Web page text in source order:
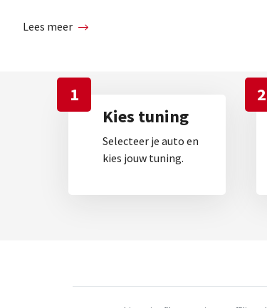
Lees meer
1
Kies tuning
Selecteer je auto en
kies jouw tuning.
2